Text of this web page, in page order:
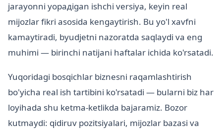
jarayonni yopадigan ishchi versiya, keyin real
mijozlar fikri asosida kengaytirish. Bu yo'l xavfni
kamaytiradi, byudjetni nazoratda saqlaydi va eng
muhimi — birinchi natijani haftalar ichida ko'rsatadi.
Yuqoridagi bosqichlar biznesni raqamlashtirish
bo'yicha real ish tartibini ko'rsatadi — bularni biz har
loyihada shu ketma-ketlikda bajaramiz. Bozor
kutmaydi: qidiruv pozitsiyalari, mijozlar bazasi va